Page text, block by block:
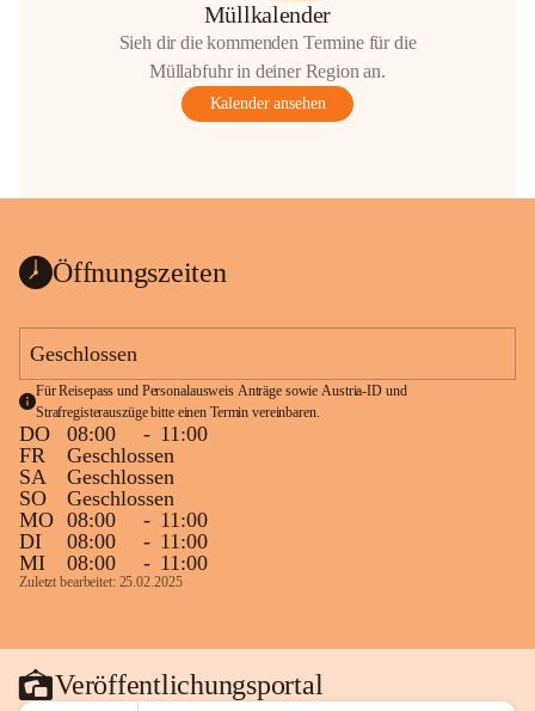
Müllkalender
Sieh dir die kommenden Termine für die
Müllabfuhr in deiner Region an.
Kalender ansehen
Öffnungszeiten
Geschlossen
Für Reisepass und Personalausweis Anträge sowie Austria-ID und
Strafregisterauszüge bitte einen Termin vereinbaren.
DO 08:00 - 11:00
FR
Geschlossen
SA
Geschlossen
SO
Geschlossen
MO 08:00 - 11:00
DI
08:00 - 11:00
MI
08:00 - 11:00
Zuletzt bearbeitet: 25.02.2025
Veröffentlichungsportal